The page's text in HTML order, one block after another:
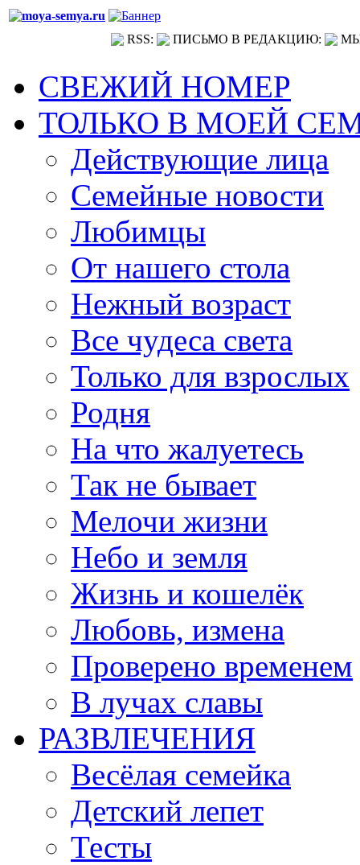
RSS: ПИСЬМО В РЕДАКЦИЮ:
СВЕЖИЙ НОМЕР
ТОЛЬКО В МОЕЙ
Действующие лица
Семейные новости
Любимцы
От нашего стола
Нежный возраст
Все чудеса света
Только для взрослых
Родня
На что жалуетесь
Так не бывает
Мелочи жизни
Небо и земля
Жизнь и кошелёк
Любовь, измена
Проверено временем
В лучах славы
РАЗВЛЕЧЕНИЯ
Весёлая семейка
Детский лепет
Тесты